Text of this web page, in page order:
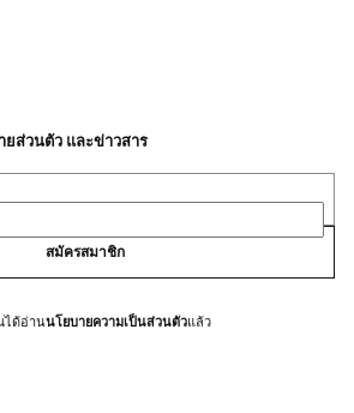
ส่วนตัว และข่าวสาร
สมัครสมาชิก
ได้อ่านนโยบายความเป็นส่วนตัวแล้ว